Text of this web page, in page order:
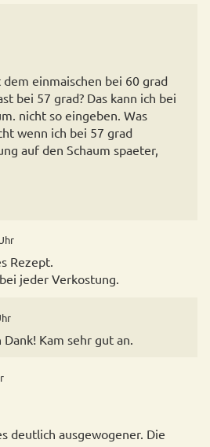
einmaischen bei 60 grad
bei 57 grad? Das kann ich bei
nicht so eingeben. Was
wenn ich bei 57 grad
auf den Schaum spaeter,
Rezept.
jeder Verkostung.
Kam sehr gut an.
deutlich ausgewogener. Die